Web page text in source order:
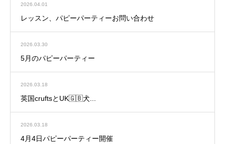
2026.04.01
レッスン、パピーパーティーお問い合わせ
2026.03.30
5月のパピーパーティー
2026.03.18
英国cruftsとUK🇬🇧犬...
2026.03.18
4月4日パピーパーティー開催